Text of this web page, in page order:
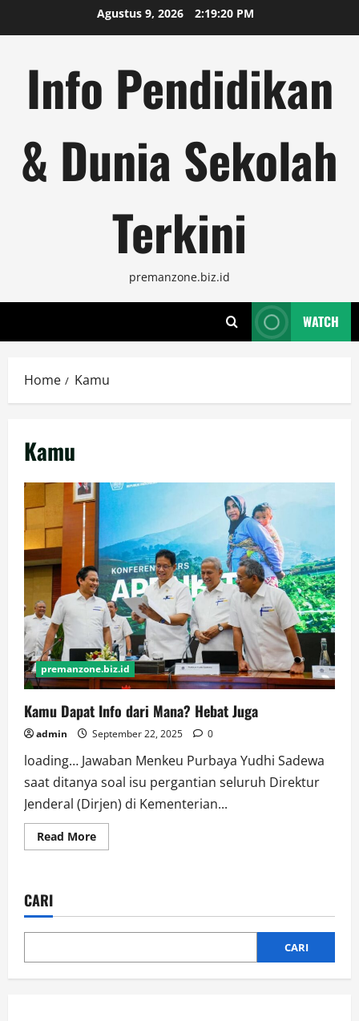
to
Agustus 9, 2026 2:19:21 PM
Info Pendidikan
& Dunia Sekolah
Terkini
premanzone.biz.id
WATCH
Home Kamu
Kamu
premanzone.biz.id
Kamu Dapat Info dari Mana? Hebat Juga
admin September 22, 2025 0
loading… Jawaban Menkeu Purbaya Yudhi Sadewa
saat ditanya soal isu pergantian seluruh Direktur
Jenderal (Dirjen) di Kementerian...
Read MoreRead
more
Mana?
Juga
CARI
CARI